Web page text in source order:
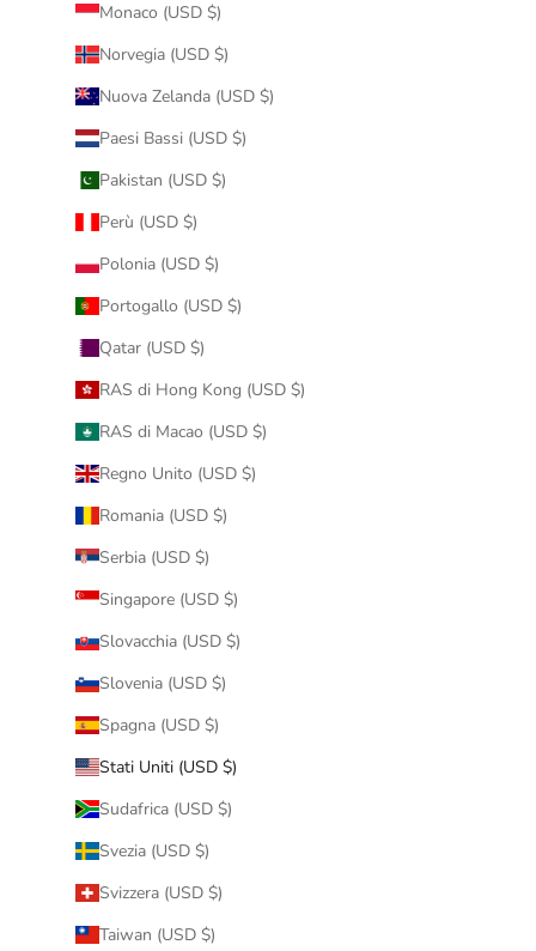
Monaco (USD $)
Norvegia (USD $)
Nuova Zelanda (USD $)
Paesi Bassi (USD $)
Pakistan (USD $)
Perù (USD $)
Polonia (USD $)
Portogallo (USD $)
Qatar (USD $)
RAS di Hong Kong (USD $)
RAS di Macao (USD $)
Regno Unito (USD $)
Romania (USD $)
Serbia (USD $)
Singapore (USD $)
Slovacchia (USD $)
Slovenia (USD $)
Spagna (USD $)
Stati Uniti (USD $)
Sudafrica (USD $)
Svezia (USD $)
Svizzera (USD $)
Taiwan (USD $)